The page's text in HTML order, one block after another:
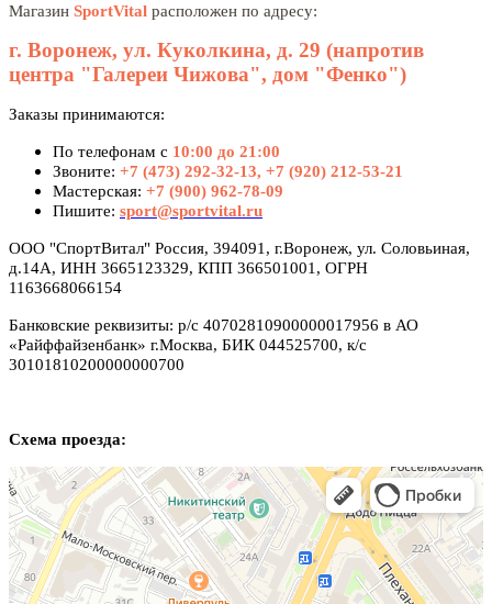
Магазин SportVital расположен по адресу:
г. Воронеж, ул. Куколкина, д. 29 (напротив
центра "Галереи Чижова", дом "Фенко")
Заказы принимаются:
По телефонам с 10:00 до 21:00
Звоните: +7 (473) 292-32-13, +7 (920) 212-53-21
Мастерская: +7 (900) 962-78-09
Пишите: sport@sportvital.ru
ООО "СпортВитал" Россия, 394091, г.Воронеж, ул. Соловьиная,
д.14А, ИНН 3665123329, КПП 366501001, ОГРН
1163668066154
Банковские реквизиты: р/с 40702810900000017956 в АО
«Райффайзенбанк» г.Москва, БИК 044525700, к/с
30101810200000000700
Схема проезда: